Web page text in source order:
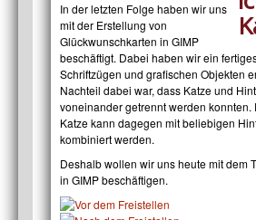
In der letzten Folge haben wir uns
mit der Erstellung von
Glückwunschkarten in GIMP
beschäftigt. Dabei haben wir ein
Schriftzügen und grafischen Objekten
Nachteil dabei war, dass Katze und
voneinander getrennt werden konnten.
Katze kann dagegen mit beliebigen
kombiniert werden.
Deshalb wollen wir uns heute mit dem
in GIMP beschäftigen.